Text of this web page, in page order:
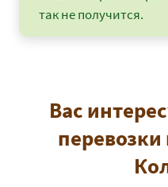
так не получится.
Вас